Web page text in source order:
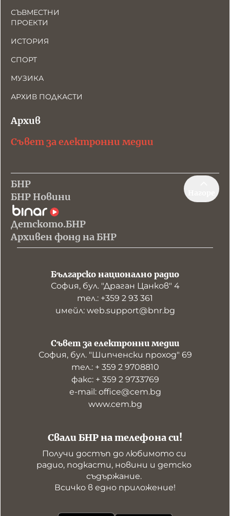
СЪВМЕСТНИ
ПРОЕКТИ
ИСТОРИЯ
СПОРТ
МУЗИКА
АРХИВ ПОДКАСТИ
Архив
Съвет за електронни медии
БНР
БНР Новини
Детското.БНР
Архивен фонд на БНР
Българско национално радио
София, бул. "Драган Цанков" 4
тел.: +359 2 93 361
имейл: web.support@bnr.bg
Свали БНР на телефона си!
Получи достъп до любимото си
радио, подкасти, новини и детско
съдържание.
Всичко в едно приложение!
Съвет за електронни медии
София, бул. "Шипченски проход" 69
тел.: + 359 2 9708810
факс: + 359 2 9733769
е-mail: office@cem.bg
www.cem.bg